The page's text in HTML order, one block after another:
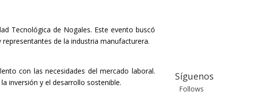
Tecnológica de Nogales. Este evento buscó
de la industria manufacturera.
con las necesidades del mercado laboral.
inversión y el desarrollo sostenible.
Síguenos
Follows